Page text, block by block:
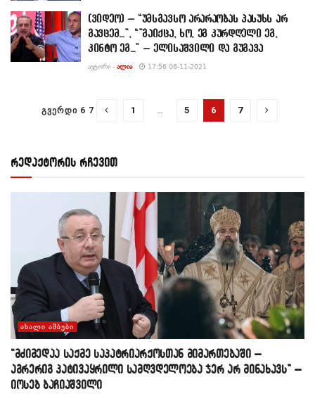
(ვიდეო) – “უმსგავსო არარაობას პასუხს არ
გავცემ…”, “”გაიქცა, ხო, ეგ კურდღელი ეგ,
კინტო ეგ…” – ელისაშვილი და გუგავა
ᲐᲕᲢᲝᲠᲘ - ᲐᲚᲘᲐ 17:56 06-11-2021
ᲒᲕᲔᲠᲓᲘ 6 7 1 … 5 6 7
რედაქტორის რჩევით
ᲐᲮᲐᲚᲘ ᲐᲛᲑᲔᲑᲘ
“მძიმედაა საქმე საპატრიარქოსთან მიმართებაში –
აგრერიგ პატივაყრილი სამღვდელოება ჯერ არ მინახავს” –
იოსებ ბაჩიაშვილი